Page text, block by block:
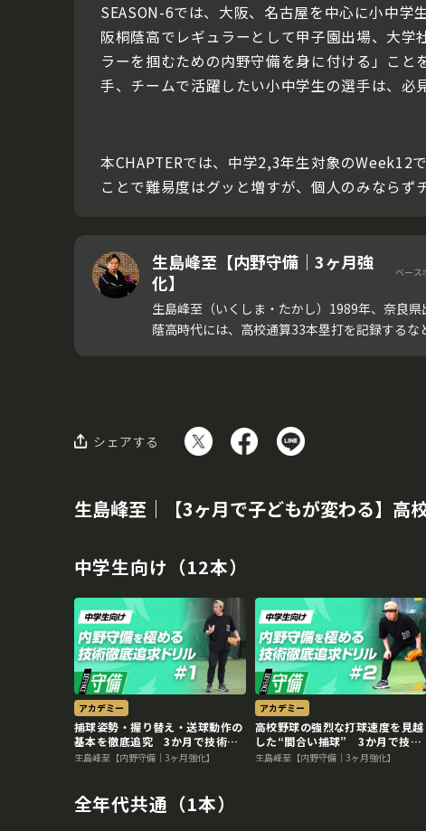
SEASON-6では、大阪、名古屋を中心に小中
阪桐蔭高でレギュラーとして甲子園出場、大
ラーを掴むための内野守備を身に付ける」こ
手、チームで活躍したい小中学生の選手は、必
本CHAPTERでは、中学2,3年生対象のWeek12
ことで難易度はグッと増すが、個人のみならず
生島峰至【内野守備｜3ヶ月強
化】
生島峰至（いくしま・たかし）1989年、奈良県
蔭高時代には、高校通算33本塁打を記録するな
シェアする
生島峰至｜【3ヶ月で子どもが変わる】高
中学生向け（12本）
アカデミー
捕球姿勢・握り替え・送球動作の
基本を徹底追究 3か月で技術力
を変える内野守備向上メソッド
生島峰至【内野守備｜3ヶ月強化】
アカデミー
高校野球の強烈な打球速度を見越
した“間合い捕球” 3か月で技術
力を変える内野守備向上メソッド
生島峰至【内野守備｜3ヶ月強化】
全年代共通（1本）